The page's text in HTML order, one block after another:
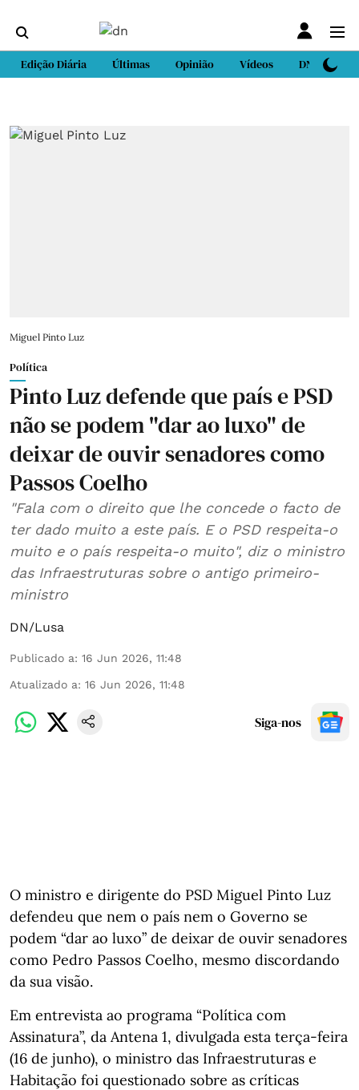
Edição Diária Últimas Opinião Vídeos DN Sport
Miguel Pinto Luz
Política
Pinto Luz defende que país e PSD
não se podem "dar ao luxo" de
deixar de ouvir senadores como
Passos Coelho
"Fala com o direito que lhe concede o facto de
ter dado muito a este país. E o PSD respeita-o
muito e o país respeita-o muito", diz o ministro
das Infraestruturas sobre o antigo primeiro-
ministro
DN/Lusa
Publicado a: 16 Jun 2026, 11:48
Atualizado a: 16 Jun 2026, 11:48
Siga-nos
O ministro e dirigente do PSD Miguel Pinto Luz
defendeu que nem o país nem o Governo se
podem “dar ao luxo” de deixar de ouvir senadores
como Pedro Passos Coelho, mesmo discordando
da sua visão.
Em entrevista ao programa “Política com
Assinatura”, da Antena 1, divulgada esta terça-feira
(16 de junho), o ministro das Infraestruturas e
Habitação foi questionado sobre as críticas